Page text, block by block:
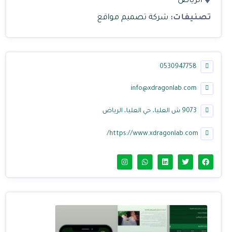
تصنيفات: شركة تصميم مواقع
info@xdragonlab.com
https://www.xdragonlab.com/